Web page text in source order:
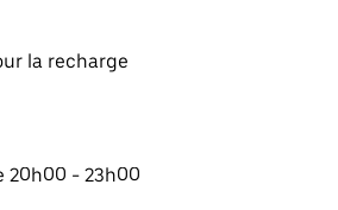
la recharge
20h00 - 23h00